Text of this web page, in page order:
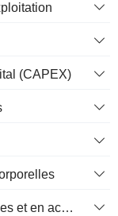
(CAPEX)
Investissements en titres négociables et en actions, total